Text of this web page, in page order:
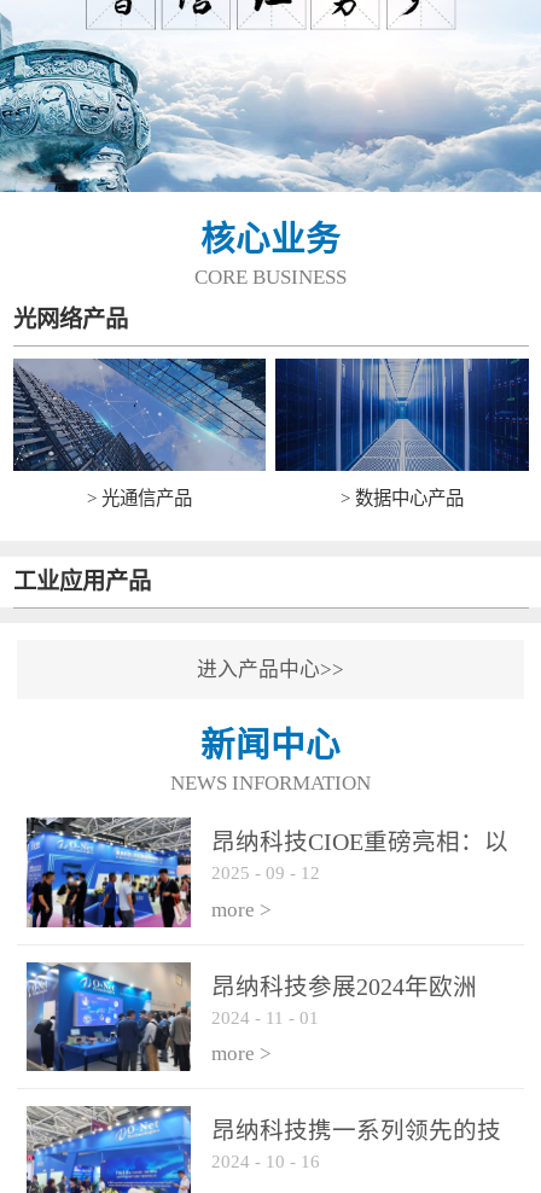
核心业务
CORE BUSINESS
光网络产品
> 光通信产品 > 数据中心产品
工业应用产品
进入产品中心>>
新闻中心
NEWS INFORMATION
昂纳科技CIOE重磅亮相：以
光通信创新引擎，驱动AI与
算力互联新时代
2025 - 09 - 12
more >
昂纳科技参展2024年欧洲
ECOC展会
2024 - 11 - 01
more >
昂纳科技携一系列领先的技
术平台和优秀产品参展2024
2024 - 10 - 16